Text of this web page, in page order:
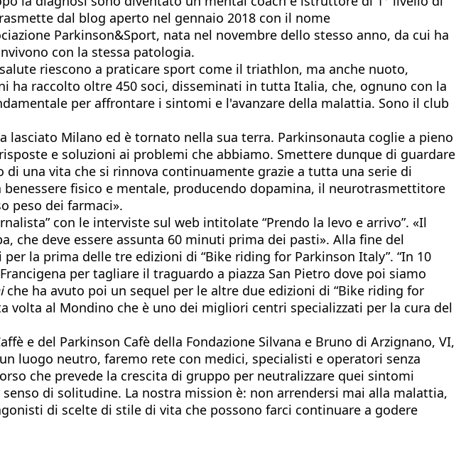
dal blog aperto nel gennaio 2018 con il nome
Parkinson&Sport, nata nel novembre dello stesso anno, da cui ha
con la stessa patologia.
riescono a praticare sport come il triathlon, ma anche nuoto,
raccolto oltre 450 soci, disseminati in tutta Italia, che, ognuno con la
per affrontare i sintomi e l'avanzare della malattia. Sono il club
Milano ed è tornato nella sua terra. Parkinsonauta coglie a pieno
e soluzioni ai problemi che abbiamo. Smettere dunque di guardare
una vita che si rinnova continuamente grazie a tutta una serie di
fisico e mentale, producendo dopamina, il neurotrasmettitore
peso dei farmaci».
con le interviste sul web intitolate “Prendo la levo e arrivo”. «Il
che deve essere assunta 60 minuti prima dei pasti». Alla fine del
la prima delle tre edizioni di “Bike riding for Parkinson Italy”. “In 10
per tagliare il traguardo a piazza San Pietro dove poi siamo
che ha avuto poi un sequel per le altre due edizioni di “Bike riding for
volta al Mondino che è uno dei migliori centri specializzati per la cura del
e del Parkinson Cafè della Fondazione Silvana e Bruno di Arzignano, VI,
luogo neutro, faremo rete con medici, specialisti e operatori senza
che prevede la crescita di gruppo per neutralizzare quei sintomi
di solitudine. La nostra mission è: non arrendersi mai alla malattia,
di scelte di stile di vita che possono farci continuare a godere